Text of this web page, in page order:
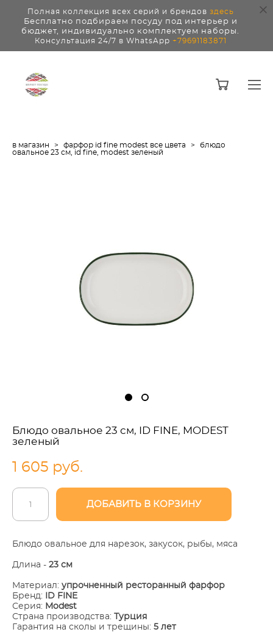
Полная коллекция всех серий и брендов здесь
Бесплатно подбираем посуду под интерьер и
бюджет, индивидуально комплектуем наборы.
Консультация 24/7 в WhatsApp +79691183871
в магазин > фарфор id fine modest все цвета >
блюдо
овальное 23 см, id fine, modest зеленый
Блюдо овальное 23 см, ID FINE, MODEST
зеленый
1 605 pуб.
ДОБАВИТЬ В КОРЗИНУ
Блюдо овальное для нарезок, закусок, рыбы, мяса
Длина - 23 см
Материал: упрочненный ресторанный фарфор
Бренд:
ID FINE
Серия: Modest
Страна производства:
Турция
Гарантия на сколы и трещины: 5 лет